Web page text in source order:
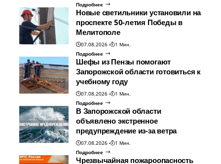
Подробнее
Новые светильники установили на
проспекте 50-летия Победы в
Мелитополе
07.08.2026
1 Мин.
Подробнее
Шефы из Пензы помогают
Запорожской области готовиться к
учебному году
07.08.2026
1 Мин.
Подробнее
В Запорожской области
объявлено экстренное
предупреждение из-за ветра
07.08.2026
1 Мин.
Подробнее
Чрезвычайная пожароопасность